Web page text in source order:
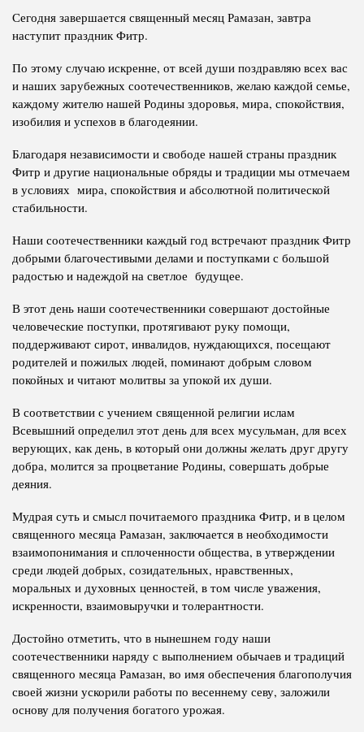
Полномочия
Книги
Статьи
Пресс-центр
ПРЕЗИДЕНТ РЕСПУБЛИКИ ТАДЖИКИСТАН
Структура Института
История руководителей
Сегодня завершается священный месяц Рамазан, завтра
наступит праздник Фитр.
По этому случаю искренне, от всей души поздравляю всех вас
и наших зарубежных соотечественников, желаю каждой семье,
каждому жителю нашей Родины здоровья, мира, спокойствия,
изобилия и успехов в благодеянии.
Благодаря независимости и свободе нашей страны праздник
Фитр и другие национальные обряды и традиции мы отмечаем
в условиях мира, спокойствия и абсолютной политической
стабильности.
Наши соотечественники каждый год встречают праздник Фитр
добрыми благочестивыми делами и поступками с большой
радостью и надеждой на светлое будущее.
В этот день наши соотечественники совершают достойные
человеческие поступки, протягивают руку помощи,
поддерживают сирот, инвалидов, нуждающихся, посещают
родителей и пожилых людей, поминают добрым словом
покойных и читают молитвы за упокой их души.
В соответствии с учением священной религии ислам
Всевышний определил этот день для всех мусульман, для всех
верующих, как день, в который они должны желать друг другу
добра, молится за процветание Родины, совершать добрые
деяния.
Мудрая суть и смысл почитаемого праздника Фитр, и в целом
священного месяца Рамазан, заключается в необходимости
взаимопонимания и сплоченности общества, в утверждении
среди людей добрых, созидательных, нравственных,
моральных и духовных ценностей, в том числе уважения,
искренности, взаимовыручки и толерантности.
Достойно отметить, что в нынешнем году наши
соотечественники наряду с выполнением обычаев и традиций
священного месяца Рамазан, во имя обеспечения благополучия
своей жизни ускорили работы по весеннему севу, заложили
основу для получения богатого урожая.